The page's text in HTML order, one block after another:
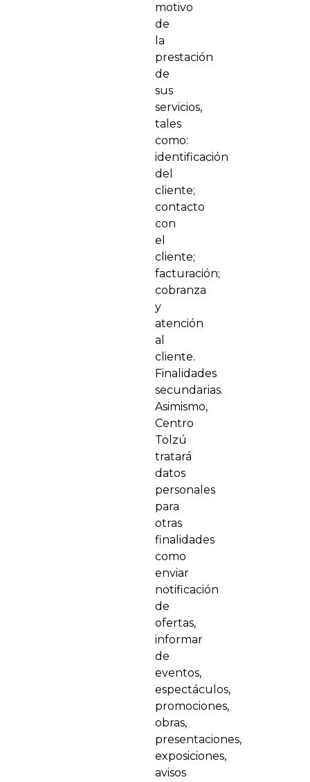
motivo
de
la
prestación
de
sus
servicios,
tales
como:
identificación
del
cliente;
contacto
con
el
cliente;
facturación;
cobranza
y
atención
al
cliente.
Finalidades
secundarias.
Asimismo,
Centro
Tolzú
tratará
datos
personales
para
otras
finalidades
como
enviar
notificación
de
ofertas,
informar
de
eventos,
espectáculos,
promociones,
obras,
presentaciones,
exposiciones,
avisos